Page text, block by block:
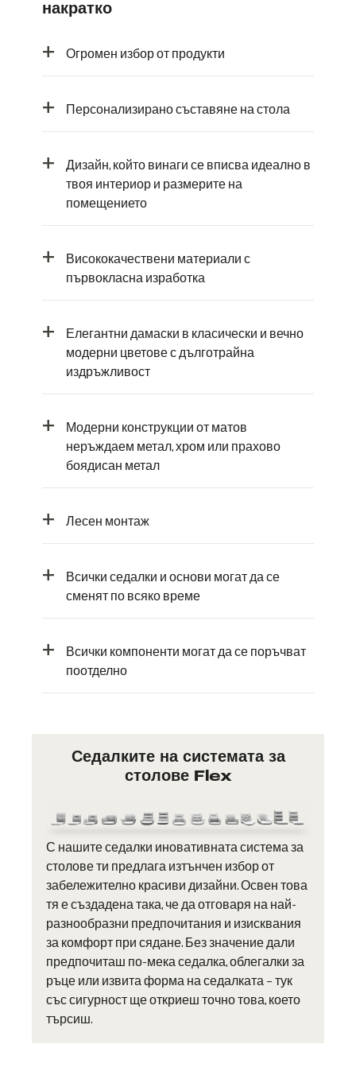
накратко
+ Огромен избор от продукти
+ Персонализирано съставяне на стола
+
Дизайн, който винаги се вписва идеално в
твоя интериор и размерите на
помещението
+
Висококачествени материали с
първокласна изработка
+
Елегантни дамаски в класически и вечно
модерни цветове с дълготрайна
издръжливост
+
Модерни конструкции от матов
неръждаем метал, хром или прахово
боядисан метал
+ Лесен монтаж
+
Всички седалки и основи могат да се
сменят по всяко време
+
Всички компоненти могат да се поръчват
поотделно
Седалките на системата за
столове Flex
С нашите седалки иновативната система за
столове ти предлага изтънчен избор от
забележително красиви дизайни. Освен това
тя е създадена така, че да отговаря на най-
разнообразни предпочитания и изисквания
за комфорт при сядане. Без значение дали
предпочиташ по-мека седалка, облегалки за
ръце или извита форма на седалката – тук
със сигурност ще откриеш точно това, което
търсиш.